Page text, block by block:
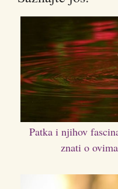
Patka i njihov
znati o